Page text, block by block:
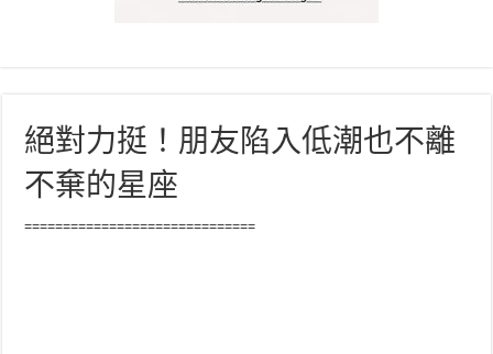
絕對力挺！朋友陷入低潮也不離
不棄的星座
==============================